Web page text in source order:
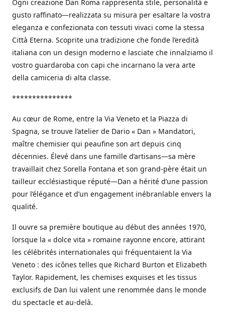
Ogni creazione Dan Roma rappresenta stile, personalità e
gusto raffinato—realizzata su misura per esaltare la vostra
eleganza e confezionata con tessuti vivaci come la stessa
Città Eterna. Scoprite una tradizione che fonde l’eredità
italiana con un design moderno e lasciate che innalziamo il
vostro guardaroba con capi che incarnano la vera arte
della camiceria di alta classe.
***************
Au cœur de Rome, entre la Via Veneto et la Piazza di
Spagna, se trouve l’atelier de Dario « Dan » Mandatori,
maître chemisier qui peaufine son art depuis cinq
décennies. Élevé dans une famille d’artisans—sa mère
travaillait chez Sorella Fontana et son grand-père était un
tailleur ecclésiastique réputé—Dan a hérité d’une passion
pour l’élégance et d’un engagement inébranlable envers la
qualité.
Il ouvre sa première boutique au début des années 1970,
lorsque la « dolce vita » romaine rayonne encore, attirant
les célébrités internationales qui fréquentaient la Via
Veneto : des icônes telles que Richard Burton et Elizabeth
Taylor. Rapidement, les chemises exquises et les tissus
exclusifs de Dan lui valent une renommée dans le monde
du spectacle et au-delà.